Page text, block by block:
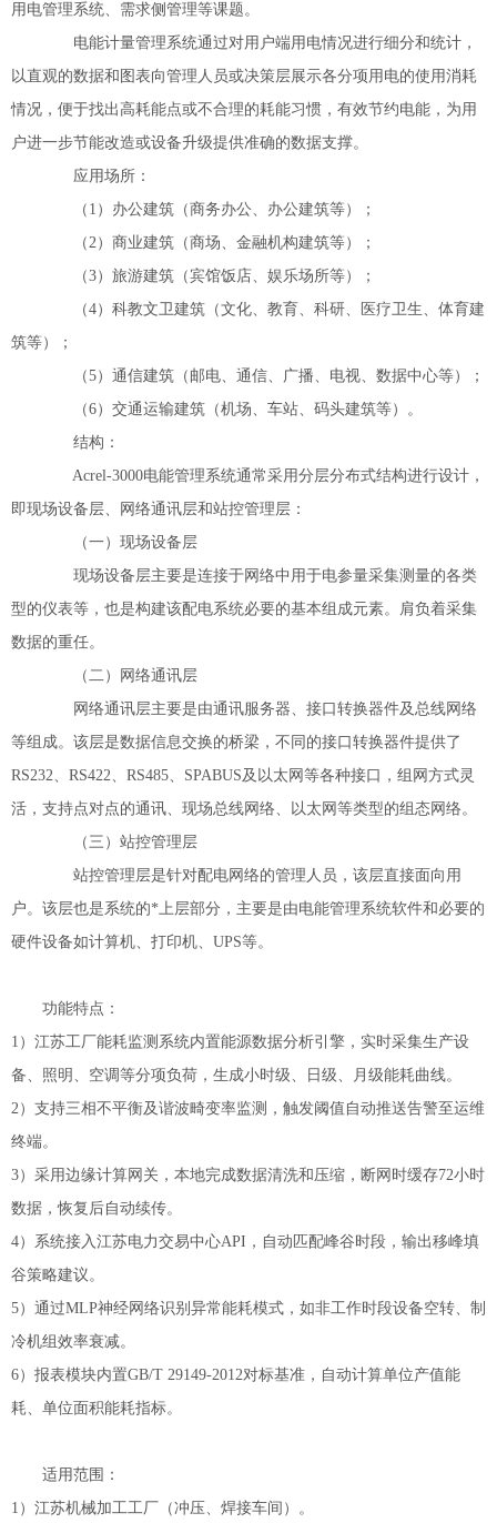
用电管理系统、需求侧管理等课题。
电能计量管理系统通过对用户端用电情况进行细分和统计，
以直观的数据和图表向管理人员或决策层展示各分项用电的使用消耗
情况，便于找出高耗能点或不合理的耗能习惯，有效节约电能，为用
户进一步节能改造或设备升级提供准确的数据支撑。
应用场所：
（1）办公建筑（商务办公、办公建筑等）；
（2）商业建筑（商场、金融机构建筑等）；
（3）旅游建筑（宾馆饭店、娱乐场所等）；
（4）科教文卫建筑（文化、教育、科研、医疗卫生、体育建
筑等）；
（5）通信建筑（邮电、通信、广播、电视、数据中心等）；
（6）交通运输建筑（机场、车站、码头建筑等）。
结构：
Acrel-3000电能管理系统通常采用分层分布式结构进行设计，
即现场设备层、网络通讯层和站控管理层：
（一）现场设备层
现场设备层主要是连接于网络中用于电参量采集测量的各类
型的仪表等，也是构建该配电系统必要的基本组成元素。肩负着采集
数据的重任。
（二）网络通讯层
网络通讯层主要是由通讯服务器、接口转换器件及总线网络
等组成。该层是数据信息交换的桥梁，不同的接口转换器件提供了
RS232、RS422、RS485、SPABUS及以太网等各种接口，组网方式灵
活，支持点对点的通讯、现场总线网络、以太网等类型的组态网络。
（三）站控管理层
站控管理层是针对配电网络的管理人员，该层直接面向用
户。该层也是系统的*上层部分，主要是由电能管理系统软件和必要的
硬件设备如计算机、打印机、UPS等。
功能特点：
1）江苏工厂能耗监测系统内置能源数据分析引擎，实时采集生产设
备、照明、空调等分项负荷，生成小时级、日级、月级能耗曲线。
2）支持三相不平衡及谐波畸变率监测，触发阈值自动推送告警至运维
终端。
3）采用边缘计算网关，本地完成数据清洗和压缩，断网时缓存72小时
数据，恢复后自动续传。
4）系统接入江苏电力交易中心API，自动匹配峰谷时段，输出移峰填
谷策略建议。
5）通过MLP神经网络识别异常能耗模式，如非工作时段设备空转、制
冷机组效率衰减。
6）报表模块内置GB/T 29149-2012对标基准，自动计算单位产值能
耗、单位面积能耗指标。
适用范围：
1）江苏机械加工工厂（冲压、焊接车间）。